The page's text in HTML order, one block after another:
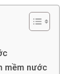
mềm nước